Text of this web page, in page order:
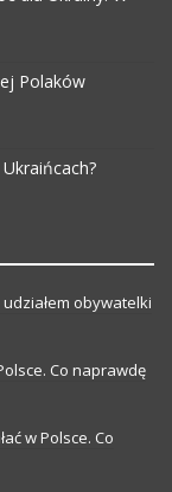
Polaków
obywatelki
Co naprawdę
w Polsce. Co